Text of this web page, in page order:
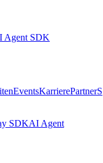
Agent SDK
EventsKarrierePartnerS
SDKAI Agent